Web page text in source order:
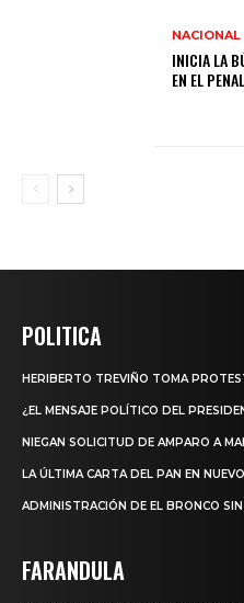
NACIONAL
INICIA LA
EN EL
POLITICA
HERIBERTO TREVIÑO TOMA
¿EL MENSAJE POLÍTICO DEL
NIEGAN SOLICITUD DE AMPARO A
LA ÚLTIMA CARTA DEL PAN EN
ADMINISTRACIÓN DE EL BRONCO
FARANDULA